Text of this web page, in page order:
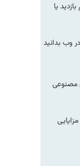
یا
وب بدانید
مزایایی